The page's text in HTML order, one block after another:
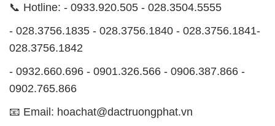
📞 Hotline: - 0933.920.505 - 028.3504.5555
- 028.3756.1835 - 028.3756.1840 - 028.3756.1841-
028.3756.1842
- 0932.660.696 - 0901.326.566 - 0906.387.866 -
0902.765.866
📧 Email: hoachat@dactruongphat.vn